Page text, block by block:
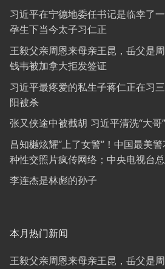
习近平在宁德地委任书记是临幸了
孕生下当今太子习仁正
王毅父亲周恩来母亲王昆，岳父是
钱韦被加拿大拒发签证
习近平最疼爱的私生子蒋仁正在习
阳被杀
张又侠途中被截胡 习近平清洗“大哥
吕知樾炫耀“上了女警”！中国最美
种性交照片疯传网络；中央电视台
李连杰是林彪的孙子
本月热门新闻
王毅父亲周恩来母亲王昆，岳父是